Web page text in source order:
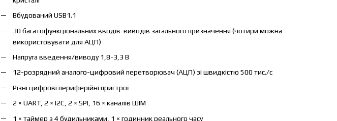
Вбудований USB1.1
30 багатофункціональних вводів-виводів загального призначення (чотири можна
використовувати для АЦП)
Напруга введення/виводу 1,8-3,3 В
12-розрядний аналого-цифровий перетворювач (АЦП) зі швидкістю 500 тис./с
Різні цифрові периферійні пристрої
2 × UART, 2 × I2C, 2 × SPI, 16 × каналів ШІМ
1 × таймер з 4 будильниками, 1 × годинник реального часу